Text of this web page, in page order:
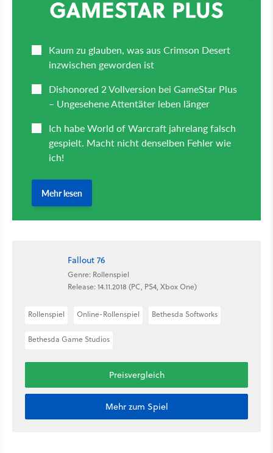
Fallout 76
Genre: Rollenspiel
Release: 14.11.2018 (PC, PS4, Xbox One)
Rollenspiel Online-Rollenspiel Bethesda Softworks
Bethesda Game Studios
Preisvergleich
Mehr zum Spiel